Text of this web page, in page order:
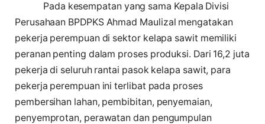
Pada kesempatan yang sama Kepala Divisi
Perusahaan BPDPKS Ahmad Maulizal mengatakan
pekerja perempuan di sektor kelapa sawit memiliki
peranan penting dalam proses produksi. Dari 16,2 juta
pekerja di seluruh rantai pasok kelapa sawit, para
pekerja perempuan ini terlibat pada proses
pembersihan lahan, pembibitan, penyemaian,
penyemprotan, perawatan dan pengumpulan